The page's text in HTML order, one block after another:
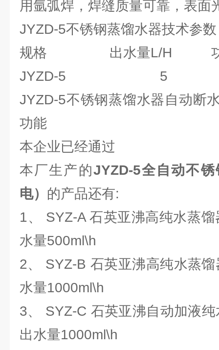
用氩弧焊，焊缝质量可靠，表面
JYZD-5不锈钢蒸馏水器技术参
规格 出水量L/H 功
JYZD-5 5
JYZD-5不锈钢蒸馏水器自动断
功能
本企业已经通过
本厂生产的JYZD-5全自动不
电） 的产品还有:
1、 SYZ-A 石英亚沸高纯水蒸
水量500ml\h
2、 SYZ-B 石英亚沸高纯水蒸
水量1000ml\h
3、 SYZ-C 石英亚沸自动加液
出水量1000ml\h